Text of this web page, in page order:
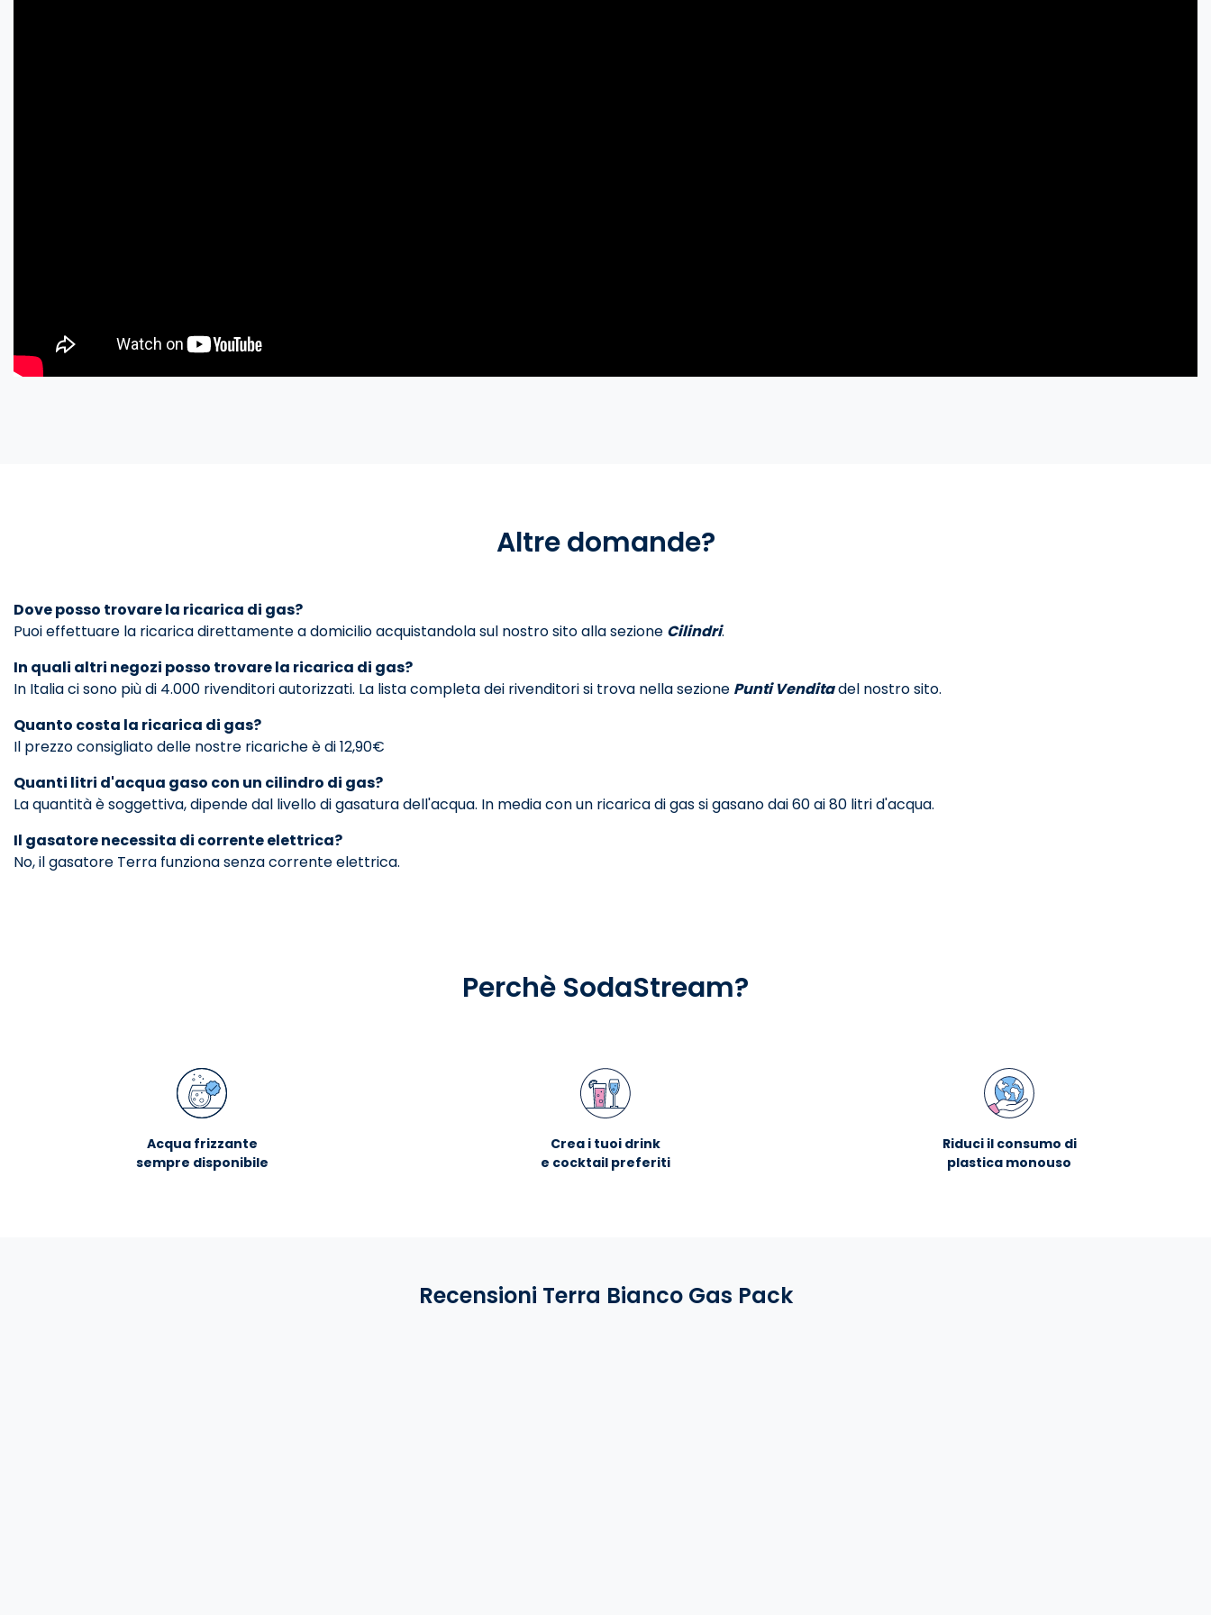
Altre domande?
Dove posso trovare la ricarica di gas?
Puoi effettuare la ricarica direttamente a domicilio acquistandola sul nostro sito alla sezione Cilindri.
In quali altri negozi posso trovare la ricarica di gas?
In Italia ci sono più di 4.000 rivenditori autorizzati. La lista completa dei rivenditori si trova nella sezione Punti Venditadel nostro sito.
Quanto costa la ricarica di gas?
Il prezzo consigliato delle nostre ricariche è di 12,90€
Quanti litri d'acqua gaso con un cilindro di gas?
La quantità è soggettiva, dipende dal livello di gasatura dell'acqua. In media con un ricarica di gas si gasano dai 60 ai 80 litri d'acqua.
Il gasatore necessita di corrente elettrica?
No, il gasatore Terra funziona senza corrente elettrica.
Perchè SodaStream?
Acqua frizzante
sempre disponibile
Crea i tuoi drink
e cocktail preferiti
Riduci il consumo di
plastica monouso
Recensioni Terra Bianco Gas Pack